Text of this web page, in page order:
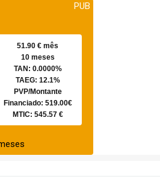
PUB
51.90 € mês
10 meses
TAN: 0.0000%
TAEG: 12.1%
PVP/Montante
Financiado: 519.00€
MTIC: 545.57 €